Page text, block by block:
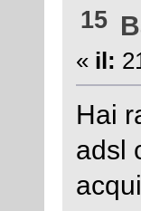
15
« il:
Hai
adsl